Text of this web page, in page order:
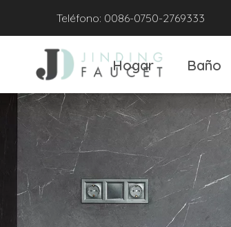
Teléfono: 0086-0750-2769333
Hogar Baño